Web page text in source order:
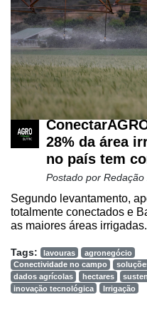
28% da área
no país tem
Postado por Redação
Segundo levantamento,
totalmente conectados e
as maiores áreas
Tags: lavouras
agronegócio
Conectividade no campo
dados agrícolas
hectares
inovação tecnológica
Irrigação